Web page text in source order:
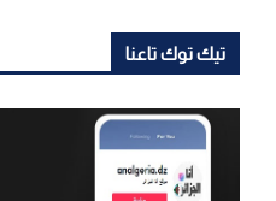
تيك توك تاعنا